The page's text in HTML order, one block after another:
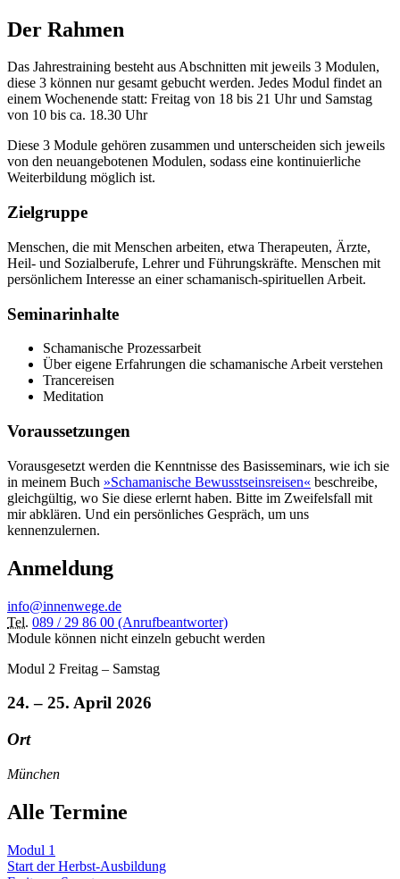
Der Rahmen
Das Jahrestraining besteht aus Abschnitten mit jeweils 3 Modulen,
diese 3 können nur gesamt gebucht werden. Jedes Modul findet an
einem Wochenende statt: Freitag von 18 bis 21 Uhr und Samstag
von 10 bis ca. 18.30 Uhr
Diese 3 Module gehören zusammen und unterscheiden sich jeweils
von den neuangebotenen Modulen, sodass eine kontinuierliche
Weiterbildung möglich ist.
Zielgruppe
Menschen, die mit Menschen arbeiten, etwa Therapeuten, Ärzte,
Heil- und Sozialberufe, Lehrer und Führungskräfte. Menschen mit
persönlichem Interesse an einer schamanisch-spirituellen Arbeit.
Seminarinhalte
Schamanische Prozessarbeit
Über eigene Erfahrungen die schamanische Arbeit verstehen
Trancereisen
Meditation
Voraussetzungen
Vorausgesetzt werden die Kenntnisse des Basisseminars, wie ich sie
in meinem Buch »Schamanische Bewusstseinsreisen« beschreibe,
gleichgültig, wo Sie diese erlernt haben. Bitte im Zweifelsfall mit
mir abklären. Und ein persönliches Gespräch, um uns
kennenzulernen.
Anmeldung
info@innenwege.de
Tel. 089 / 29 86 00 (Anrufbeantworter)
Module können nicht einzeln gebucht werden
Modul 2 Freitag – Samstag
24. – 25. April 2026
Ort
München
Alle Termine
Modul 1
Start der Herbst-Ausbildung